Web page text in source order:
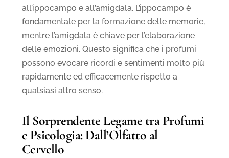
all’ippocampo e all’amigdala. L’ippocampo è
fondamentale per la formazione delle memorie,
mentre l’amigdala è chiave per l’elaborazione
delle emozioni. Questo significa che i profumi
possono evocare ricordi e sentimenti molto più
rapidamente ed efficacemente rispetto a
qualsiasi altro senso.
Il Sorprendente Legame tra Profumi
e Psicologia: Dall’Olfatto al
Cervello